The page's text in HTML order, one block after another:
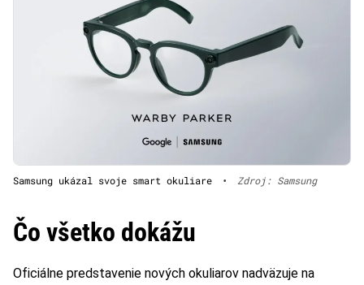
Samsung ukázal svoje smart okuliare • Zdroj: Samsung
Čo všetko dokážu
Oficiálne predstavenie nových okuliarov nadväzuje na